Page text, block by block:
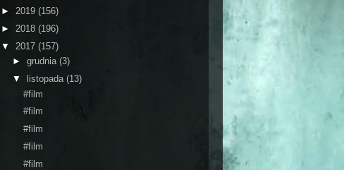
► 2019 (156)
► 2018 (196)
▼ 2017 (157)
► grudnia (3)
▼
listopada (13)
#film
#film
#film
#film
#film